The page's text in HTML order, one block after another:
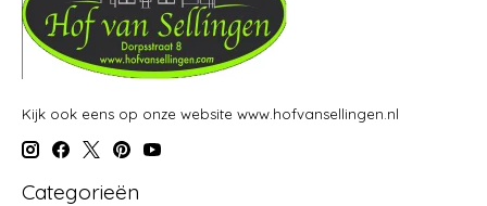
Kijk ook eens op onze website www.hofvansellingen.nl
Categorieën